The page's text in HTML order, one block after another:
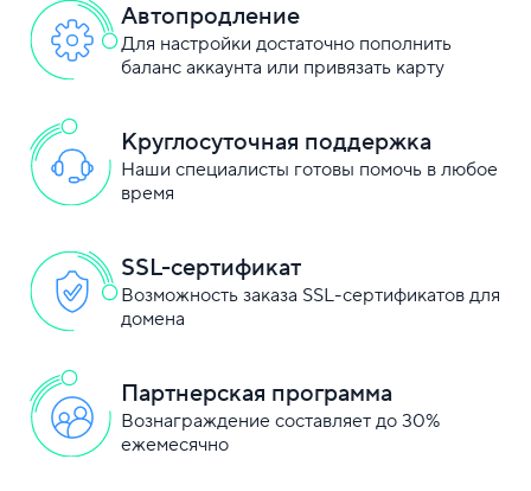
Автопродление
Для настройки достаточно пополнить
баланс аккаунта или привязать карту
Круглосуточная поддержка
Наши специалисты готовы помочь в любое
время
SSL-сертификат
Возможность заказа SSL-сертификатов для
домена
Партнерская программа
Вознаграждение составляет до 30%
ежемесячно